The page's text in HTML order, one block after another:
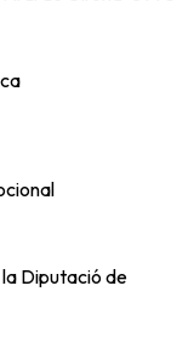
Diputació de